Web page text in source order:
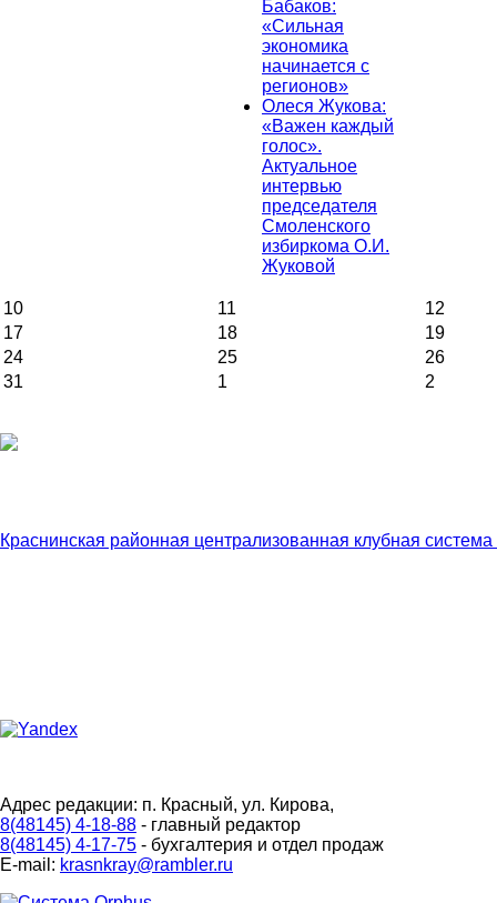
Бабаков:
«Сильная
экономика
начинается с
регионов»
Олеся Жукова:
«Важен каждый
голос».
Актуальное
интервью
председателя
Смоленского
избиркома О.И.
Жуковой
10 11
12
17
18
19
24
25
26
31
1 2
Краснинская районная централизованная клубная
Адрес редакции: п. Красный, ул. Кирова,
8(48145) 4-18-88 - главный редактор
8(48145) 4-17-75 - бухгалтерия и отдел продаж
E-mail: krasnkray@rambler.ru